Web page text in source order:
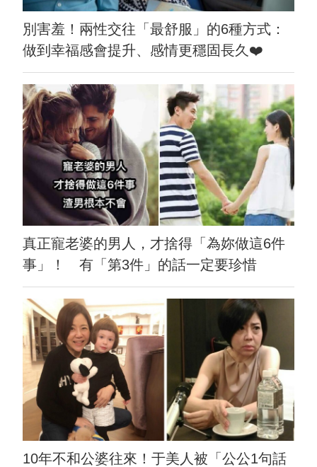
別害羞！兩性交往「最舒服」的6種方式：
做到幸福感會提升、感情更穩固長久❤️
真正寵老婆的男人，才捨得「為妳做這6件
事」！ 有「第3件」的話一定要珍惜
10年不和公婆往來！于美人被「公公1句話